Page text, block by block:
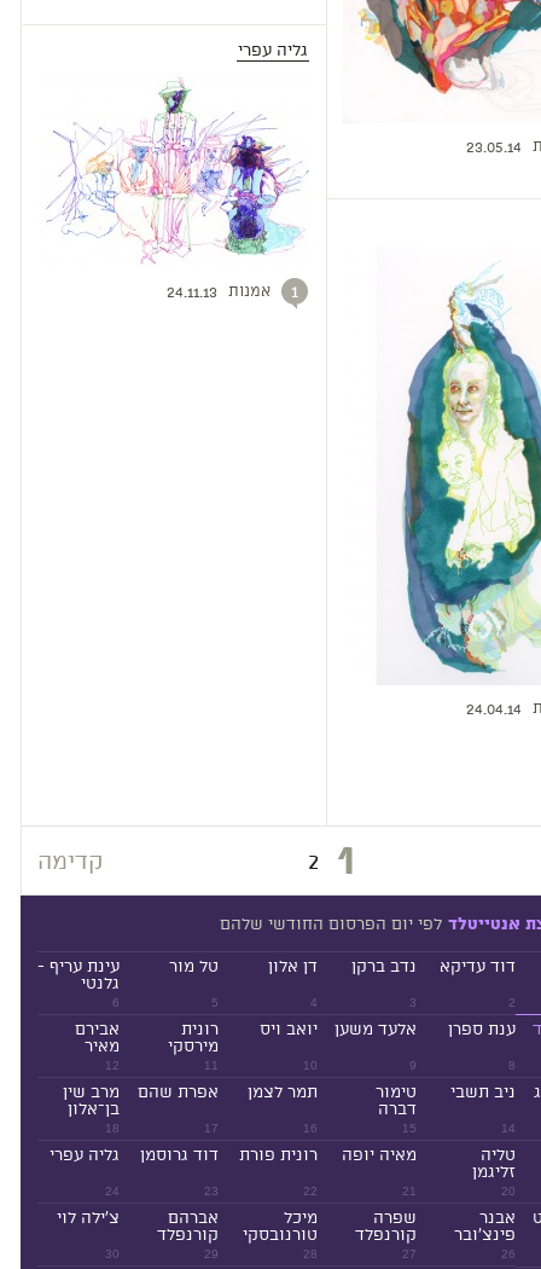
23.05.14
24.04.14
גליה עפרי
1 אמנות 24.11.13
1
2 קדימה
אנטייטלד לפי יום הפרסום החודשי שלהם
2
דוד עדיקא
3
נדב ברקן
4
דן אלון
5
טל מור
6
עינת עריף -
גלנטי
8
ענת ספרן
9
אלעד משען
10
יואב ויס
11
רונית
מירסקי
12
אבירם
מאיר
14
ניב תשבי
15
טימור
דברה
16
תמר לצמן
17
אפרת שהם
18
מרב שין
בן־אלון
20
טליה
זליגמן
21
מאיה יופה
22
רונית פורת
23
דוד גרוסמן
24
גליה עפרי
26
אבנר
פינצ'ובר
27
שפרה
קורנפלד
28
מיכל
טורנובסקי
29
אברהם
קורנפלד
30
צ'ילה לוי